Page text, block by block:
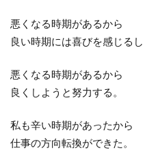
悪くなる時期があるから
良い時期には喜びを感じるし
悪くなる時期があるから
良くしようと努力する。
私も辛い時期があったから
仕事の方向転換ができた。